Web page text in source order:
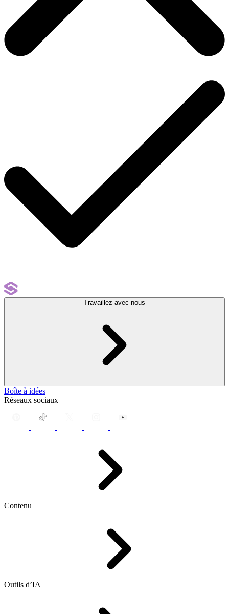
Travaillez avec nous
Boîte à idées
Réseaux sociaux
Contenu
Outils d’IA